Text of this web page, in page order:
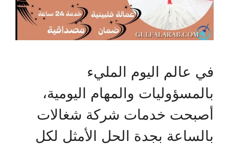
في عالم اليوم المليء
بالمسؤوليات والمهام اليومية،
أصبحت خدمات شركة شغالات
بالساعة بجدة الحل الأمثل لكل